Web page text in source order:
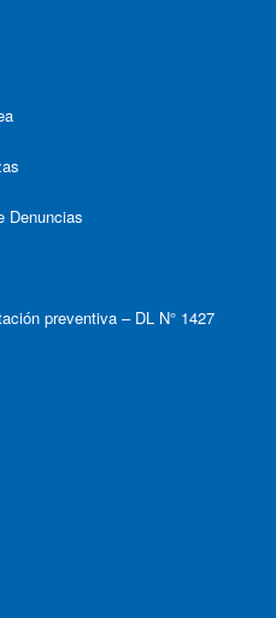
Denuncias
preventiva – DL N° 1427